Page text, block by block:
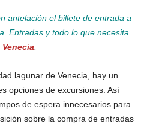
antelación el billete de entrada a
Entradas y todo lo que necesita
lagunar de Venecia, hay un
opciones de excursiones. Así
de espera innecesarios para
sobre la compra de entradas